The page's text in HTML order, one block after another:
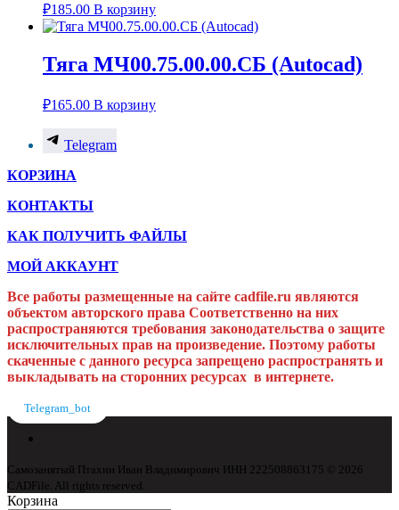
₽185.00 В корзину
Тяга МЧ00.75.00.00.СБ (Autocad)
₽165.00 В корзину
Telegram
КОРЗИНА
КОНТАКТЫ
КАК ПОЛУЧИТЬ ФАЙЛЫ
МОЙ АККАУНТ
Все работы размещенные на сайте cadfile.ru являются
объектом авторского права Соответственно на них
распространяются требования законодательства о защите
исключительных прав на произведение. Поэтому работы
скаченные с данного ресурса запрещено распространять и
выкладывать на сторонних ресурсах в интернете.
Telegram_bot
Самозанятый Птахин Иван Владимирович ИНН 222508863175 © 2026
CADFile. All rights reserved.
Корзина